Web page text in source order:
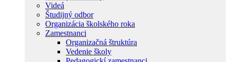
Videá
Študijný odbor
Organizácia školského roka
Zamestnanci
Organizačná štruktúra
Vedenie školy